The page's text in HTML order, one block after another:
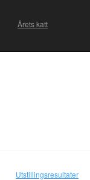
Årets katt
Utstillingsresultater